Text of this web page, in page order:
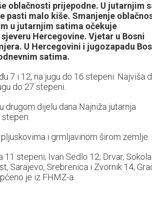
oblačnosti prijepodne. U jutarnjim
malo kiše. Smanjenje
u jutarnjim satima očekuje
Hercegovine. Vjetar u Bosni
U Hercegovini i jugozapadu
satima.
7 i 12, na jugu do 16 stepeni. Najviša
do 27 stepeni.
drugom dijelu dana Najniža jutarnja
i grmljavinom širom zemlje.
stepeni; Ivan Sedlo 12; Drvar,
Sarajevo, Srebrenica i Zvornik 14;
je iz FHMZ-a.